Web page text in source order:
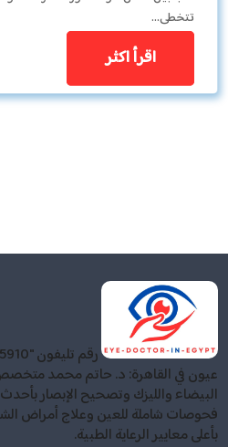
تتخطى…
اقرأ اكثر
عيون في القاهرة: د. حاتم محمد
البيضاء والليزك وتصحيح الإبصار بأحدث
فحوصات شاملة للعين وعلاج أمراض
بأعلى معايير الرعاية الطبية.